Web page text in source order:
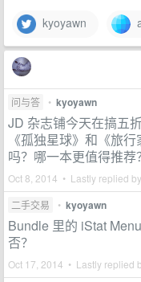
kyoyawn
问与答 • kyoyawn
JD 杂志铺今天在搞五
《孤独星球》和《旅
吗？哪一本更值得推荐
Oct 8, 2014 • Lastly replied by
二手交易 • kyoyawn
Bundle 里的 iStat
否？
Oct 17, 2014 • Lastly replied